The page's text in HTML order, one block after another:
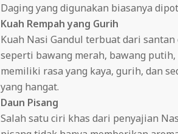
Daging yang digunakan biasanya
Kuah Rempah yang Gurih
Kuah Nasi Gandul terbuat dari
seperti bawang merah, bawang
memiliki rasa yang kaya, gurih, dan
yang hangat.
Daun Pisang
Salah satu ciri khas dari penyajian